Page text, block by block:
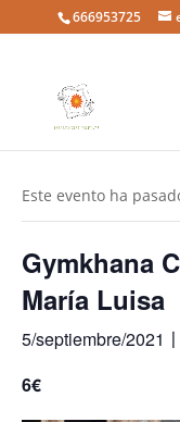
666953725
Este evento ha
Gymkhana
María Luisa
5/septiembre/2021
6€